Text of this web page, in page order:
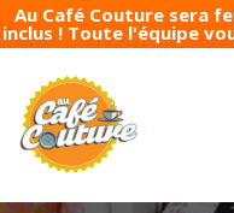
Au Café Couture sera
inclus ! Toute l'équipe